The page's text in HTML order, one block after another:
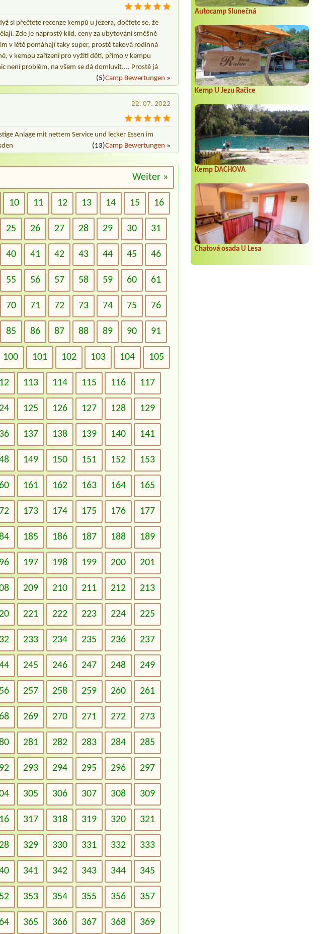
Autocamp Slunečná
Kemp U Jezu Račice
Kemp DACHOVA
Chatová osada U Lesa
si přečtete recenze kempů u jezera, dočtete se, že
Zde je naprostý klid, ceny za ubytování směšně
v létě pomáhají taky super, prostě taková rodinná
v kempu zařízení pro vyžití dětí, přímo v kempu
není problém, na všem se dá domluvit.... Prostě já
(5)Camp Bewertungen »
22. 07. 2022
Anlage mit nettem Service und lecker Essen im
(13)Camp Bewertungen »
Weiter »
10 11 12 13 14 15 16
25 26 27 28 29 30 31
40 41 42 43 44 45 46
55 56 57 58 59 60 61
70 71 72 73 74 75 76
85 86 87 88 89 90 91
100 101 102 103 104 105
113 114 115 116 117
125 126 127 128 129
137 138 139 140 141
149 150 151 152 153
161 162 163 164 165
173 174 175 176 177
185 186 187 188 189
197 198 199 200 201
209 210 211 212 213
221 222 223 224 225
233 234 235 236 237
245 246 247 248 249
257 258 259 260 261
269 270 271 272 273
281 282 283 284 285
293 294 295 296 297
305 306 307 308 309
317 318 319 320 321
329 330 331 332 333
341 342 343 344 345
353 354 355 356 357
365 366 367 368 369